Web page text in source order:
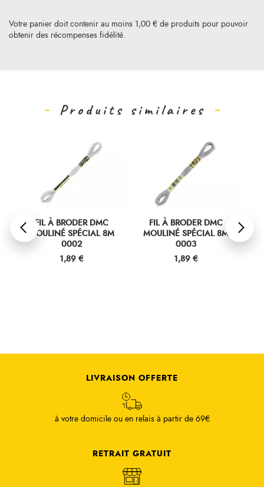
Votre panier doit contenir au moins 1,00 € de produits pour pouvoir
obtenir des récompenses fidélité.
Produits similaires
FIL À BRODER DMC
MOULINÉ SPÉCIAL 8M
0002
Prix
1,89 €
FIL À BRODER DMC
MOULINÉ SPÉCIAL 8M
0003
Prix
1,89 €
LIVRAISON OFFERTE
à votre domicile ou en relais à partir de 69€
RETRAIT GRATUIT